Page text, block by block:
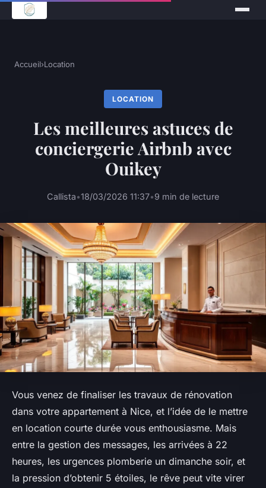
Accueil›Location
LOCATION
Les meilleures astuces de
conciergerie Airbnb avec
Ouikey
Callista•18/03/2026 11:37•9 min de lecture
Vous venez de finaliser les travaux de rénovation
dans votre appartement à Nice, et l’idée de le mettre
en location courte durée vous enthousiasme. Mais
entre la gestion des messages, les arrivées à 22
heures, les urgences plomberie un dimanche soir, et
la pression d’obtenir 5 étoiles, le rêve peut vite virer